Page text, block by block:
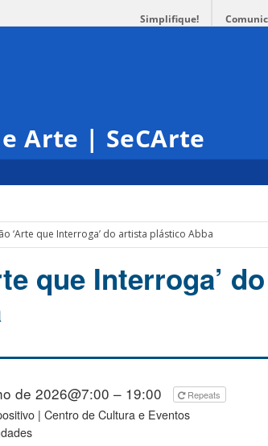
Simplifique!
Arte | SeCArte
‘Arte que Interroga’ do artista plástico Abba
que Interroga’
de 2026@7:00 – 19:00 Repeats
| Centro de Cultura e Eventos